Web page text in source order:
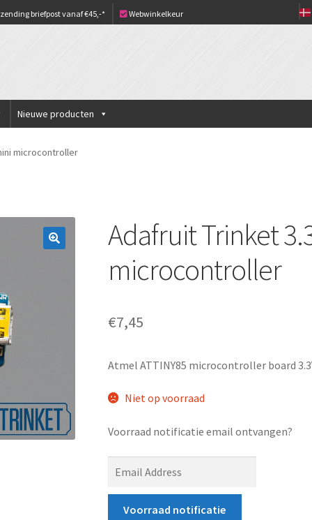
briefpost vanaf €45,-* Webwinkelkeur
Nieuwe producten
microcontroller
Adafruit Trinket
microcontroller
€7,45
Atmel ATTINY85 microcontroller board
Niet op voorraad
Voorraad notificatie email ontvangen?
t
Voorraad notificatie